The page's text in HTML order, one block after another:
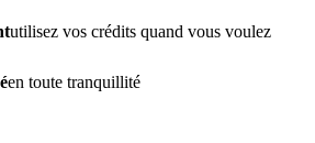
utilisez vos crédits quand vous voulez
en toute tranquillité